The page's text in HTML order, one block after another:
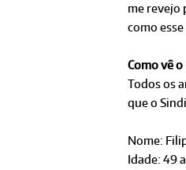
me revejo
como
Como vê
Todos os
que o
Nome:
Idade: 49